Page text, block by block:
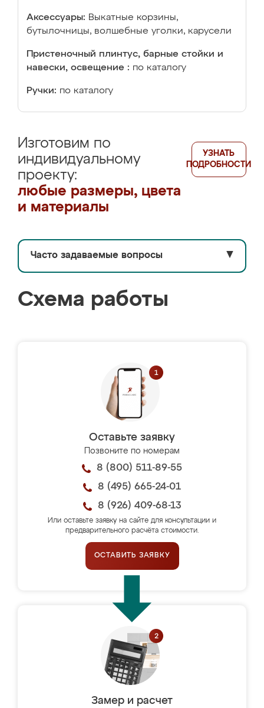
Аксессуары: Выкатные корзины,
бутылочницы, волшебные уголки, карусели
Пристеночный плинтус, барные стойки и
навески, освещение : по каталогу
Ручки: по каталогу
Изготовим по
индивидуальному
проекту:
любые размеры, цвета
и материалы
УЗНАТЬ
ПОДРОБНОСТИ
Часто задаваемые вопросы ▼
Схема работы
Оставьте заявку
Позвоните по номерам
8 (800) 511-89-55
8 (495) 665-24-01
8 (926) 409-68-13
Или оставьте заявку на сайте для консультации и
предварительного расчёта стоимости.
ОСТАВИТЬ ЗАЯВКУ
Замер и расчет